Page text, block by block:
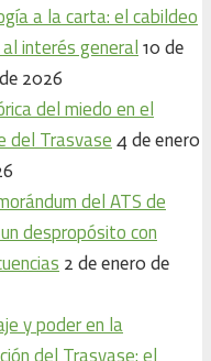
a la carta: el cabildeo
interés general 10 de
2026
del miedo en el
del Trasvase 4 de enero
del ATS de
despropósito con
2 de enero de
y poder en la